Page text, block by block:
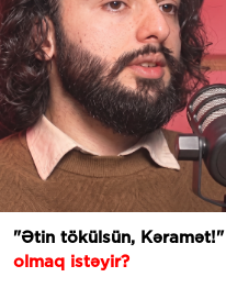
"Ətin tökülsün, Kəramət!"
olmaq istəyir?